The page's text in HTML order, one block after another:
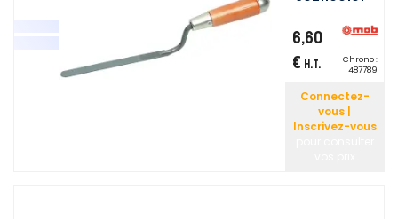
6,60
€ H.T.
Chrono :
487789
Connectez-
vous |
Inscrivez-vous